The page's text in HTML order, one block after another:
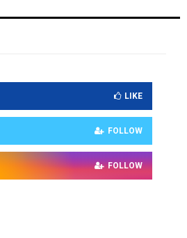
LIKE
FOLLOW
FOLLOW